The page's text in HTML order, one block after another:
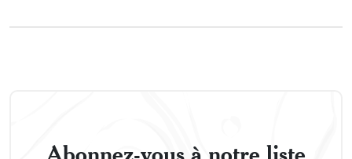
Abonnez-vous à notre liste